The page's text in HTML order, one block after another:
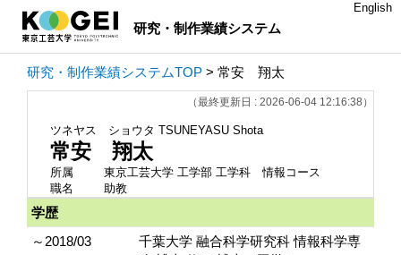
研究・制作業績システム
English
研究・制作業績システムTOP > 常安 翔太
（最終更新日 : 2026-06-04 12:16:38）
ツネヤス ショウタ TSUNEYASU Shota
常安 翔太
所属
東京工芸大学 工学部 工学科 情報コース
職名
助教
学歴
～2018/03
千葉大学 融合科学研究科 情報科学専